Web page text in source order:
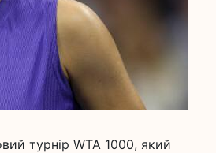
турнір WTA 1000, який